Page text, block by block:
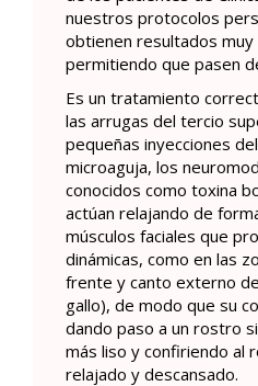
nuestros protocolos
obtienen resultados muy
permitiendo que pasen
Es un tratamiento
las arrugas del tercio
pequeñas inyecciones
microaguja, los
conocidos como toxina
actúan relajando de
músculos faciales que
dinámicas, como en las
frente y canto externo
gallo), de modo que su
dando paso a un rostro
más liso y confiriendo al
relajado y descansado.